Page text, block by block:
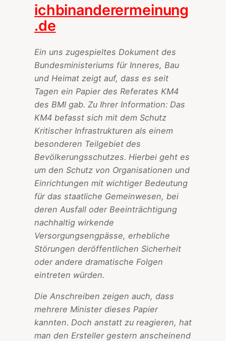
ichbinanderermeinung
.de
Ein uns zugespieltes Dokument des
Bundesministeriums für Inneres, Bau
und Heimat zeigt auf, dass es seit
Tagen ein Papier des Referates KM4
des BMI gab. Zu Ihrer Information: Das
KM4 befasst sich mit dem Schutz
Kritischer Infrastrukturen als einem
besonderen Teilgebiet des
Bevölkerungsschutzes. Hierbei geht es
um den Schutz von Organisationen und
Einrichtungen mit wichtiger Bedeutung
für das staatliche Gemeinwesen, bei
deren Ausfall oder Beeinträchtigung
nachhaltig wirkende
Versorgungsengpässe, erhebliche
Störungen deröffentlichen Sicherheit
oder andere dramatische Folgen
eintreten würden.
Die Anschreiben zeigen auch, dass
mehrere Minister dieses Papier
kannten. Doch anstatt zu reagieren, hat
man den Ersteller gestern anscheinend